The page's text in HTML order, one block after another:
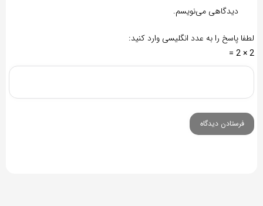
دیدگاهی می‌نویسم.
لطفا پاسخ را به عدد انگلیسی وارد کنید:
2 × 2 =